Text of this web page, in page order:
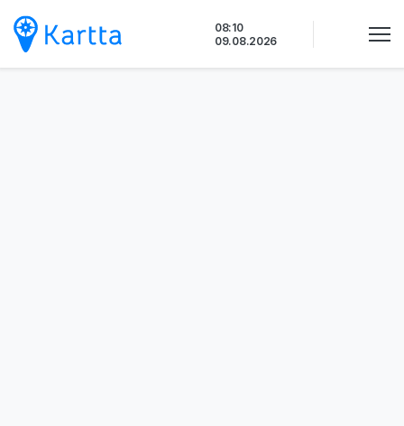
sisältöön
08:10
09.08.2026